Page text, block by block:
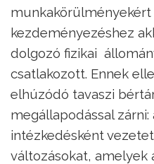
munkakörülményekért
kezdeményezéshez
dolgozó fizikai
csatlakozott. Ennek
elhúzódó tavaszi
megállapodással
intézkedésként
változásokat, amelyek